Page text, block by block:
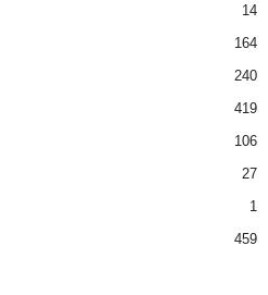
14
164
240
419
106
27
1
459